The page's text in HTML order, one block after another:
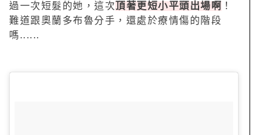
過一次短髮的她，這次 頂著更短小平頭出場啊
！
難道跟奧蘭多布魯分手，還處於療情傷的階段
嗎......